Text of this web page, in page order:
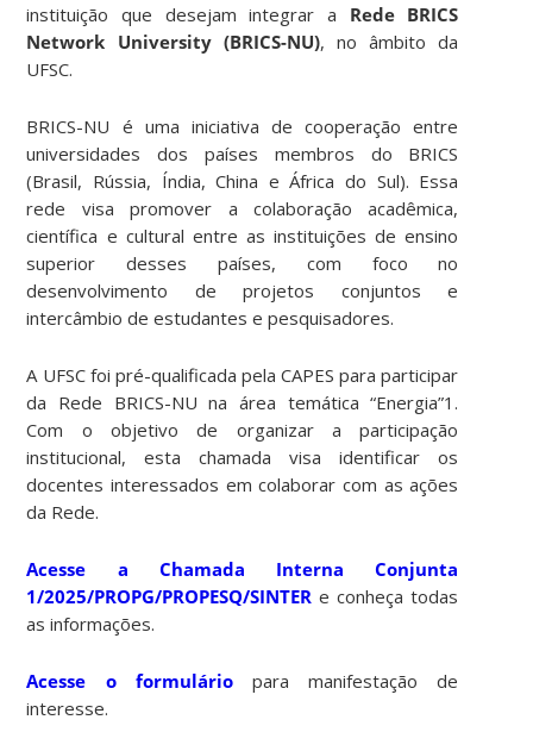
instituição que desejam integrar a Rede BRICS
Network University (BRICS-NU), no âmbito da
UFSC.
BRICS-NU é uma iniciativa de cooperação entre
universidades dos países membros do BRICS
(Brasil, Rússia, Índia, China e África do Sul). Essa
rede visa promover a colaboração acadêmica,
científica e cultural entre as instituições de ensino
superior desses países, com foco no
desenvolvimento de projetos conjuntos e
intercâmbio de estudantes e pesquisadores.
A UFSC foi pré-qualificada pela CAPES para participar
da Rede BRICS-NU na área temática “Energia”1.
Com o objetivo de organizar a participação
institucional, esta chamada visa identificar os
docentes interessados em colaborar com as ações
da Rede.
Acesse a Chamada Interna Conjunta
1/2025/PROPG/PROPESQ/SINTER e conheça todas
as informações.
Acesse o formuláriopara manifestação de
interesse.